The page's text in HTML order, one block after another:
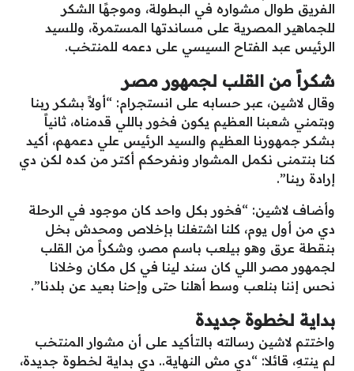
الفريق طوال مشواره في البطولة، وموجهًا الشكر
للجماهير المصرية على مساندتها المستمرة، وللسيد
الرئيس عبد الفتاح السيسي على دعمه للمنتخب.
شكراً من القلب لجمهور مصر
وقال لاشين، عبر حسابه على انستجرام: “أولاً بشكر ربنا
وبتمني شعبنا العظيم يكون فخور باللي قدمناه، ثانياً
بشكر جمهورنا العظيم والسيد الرئيس علي دعمهم، أكيد
كنا بنتمنى نكمل المشوار ونفرحكم أكتر من كده لكن دي
إرادة ربنا”.
وأضاف لاشين: “فخور بكل واحد كان موجود في الرحلة
دي من أول يوم، كلنا اشتغلنا بإخلاص ومحدش بخل
بنقطة عرق وهو بيلعب باسم مصر، وشكراً من القلب
لجمهور مصر اللي كان سند لينا في كل مكان وخلانا
نحس إننا بنلعب وسط أهلنا حتى وإحنا بعيد عن بلدنا”.
بداية لخطوة جديدة
واختتم لاشين رسالته بالتأكيد على أن مشوار المنتخب
لم ينتهِ، قائلا: “دي مش النهاية.. دي بداية لخطوة جديدة،